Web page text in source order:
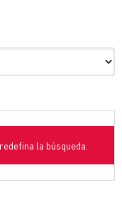
la búsqueda.